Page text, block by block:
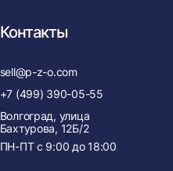
Контакты
sell@p-z-o.com
+7 (499) 390-05-55
Волгоград, улица
Бахтурова, 12Б/2
ПН-ПТ с 9:00 до 18:00